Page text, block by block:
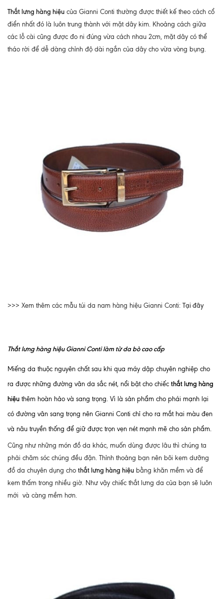
Thắt lưng hàng hiệu của Gianni Conti thường được thiết kế theo cách cổ
điển nhất đó là luôn trung thành với mặt dây kim. Khoảng cách giữa
các lỗ cài cũng được đo ni đúng vừa cách nhau 2cm, mặt dây có thể
tháo rời để dễ dàng chỉnh độ dài ngắn của dây cho vừa vòng bụng.
>>> Xem thêm các mẫu túi da nam hàng hiệu Gianni Conti: Tại đây
Thắt lưng hàng hiệu Gianni Conti làm từ da bò cao cấp
Miếng da thuộc nguyên chất sau khi qua máy dập chuyên nghiệp cho
ra được những đường vân da sắc nét, nổi bật cho chiếc thắt lưng hàng
hiệu thêm hoàn hảo và sang trọng. Vì là sản phẩm cho phái mạnh lại
có đường vân sang trọng nên Gianni Conti chỉ cho ra mắt hai màu đen
và nâu truyền thống để giữ được trọn vẹn nét mạnh mẽ cho sản phẩm.
Cũng như những món đồ da khác, muốn dùng được lâu thì chúng ta
phải chăm sóc chúng đều đặn. Thỉnh thoảng bạn nên bôi kem dưỡng
đồ da chuyên dụng cho thắt lưng hàng hiệu bằng khăn mềm và để
kem thấm trong nhiều giờ. Như vậy chiếc thắt lưng da của bạn sẽ luôn
mới và càng mềm hơn.